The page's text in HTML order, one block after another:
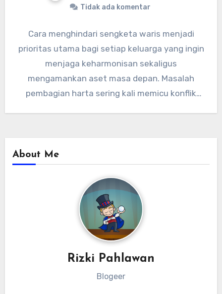
Tidak ada komentar
Cara menghindari sengketa waris menjadi
prioritas utama bagi setiap keluarga yang ingin
menjaga keharmonisan sekaligus
mengamankan aset masa depan. Masalah
pembagian harta sering kali memicu konflik
About Me
Rizki Pahlawan
Blogeer